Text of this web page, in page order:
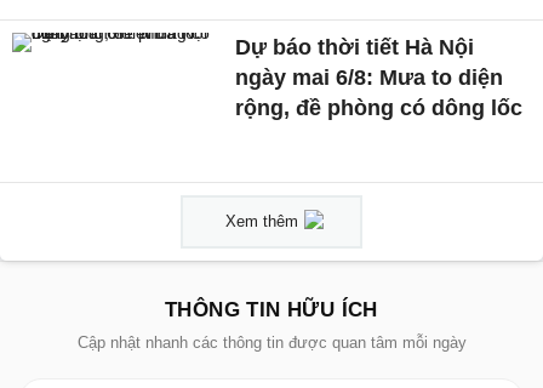
Dự báo thời tiết Hà Nội
ngày mai 6/8: Mưa to diện
rộng, đề phòng có dông lốc
Xem thêm
THÔNG TIN HỮU ÍCH
Cập nhật nhanh các thông tin được quan tâm mỗi ngày